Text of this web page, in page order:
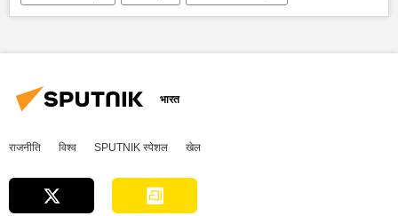
व्लादिमीर पुतिन
रूसी सैन्य तकनीक
भारत
राजनीति विश्व SPUTNIK स्पेशल खेल